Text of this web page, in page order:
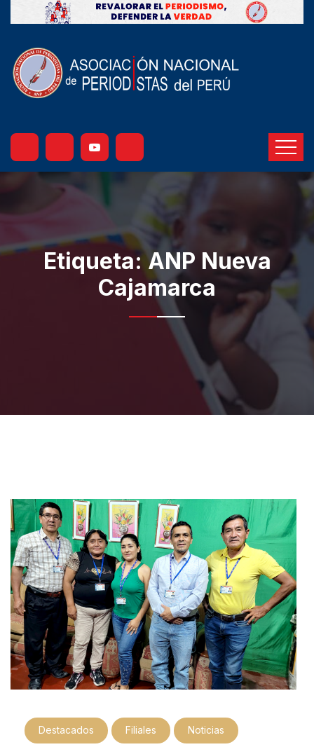
Etiqueta:ANP Nueva
Cajamarca
Destacados Filiales Noticias